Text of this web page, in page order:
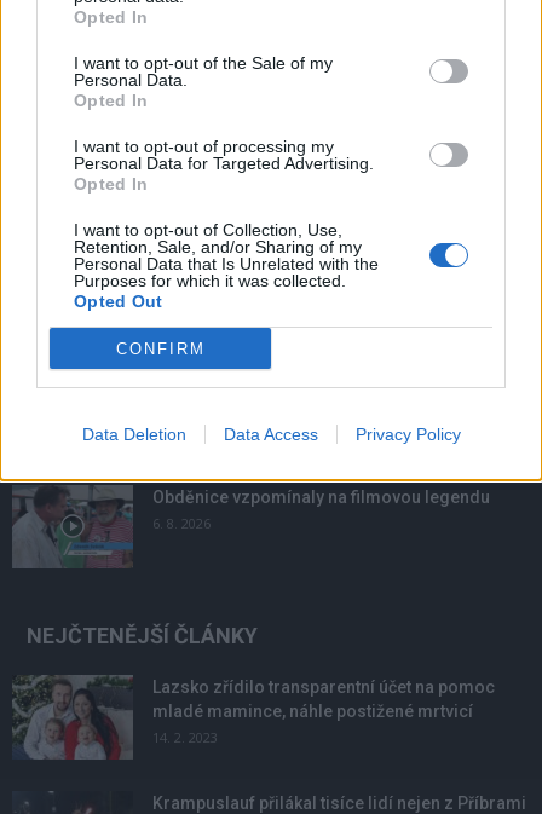
Opted In
I want to opt-out of the Sale of my
Personal Data.
Opted In
I want to opt-out of processing my
Personal Data for Targeted Advertising.
Opted In
I want to opt-out of Collection, Use,
Retention, Sale, and/or Sharing of my
Personal Data that Is Unrelated with the
Purposes for which it was collected.
Opted Out
CONFIRM
Data Deletion Data Access Privacy Policy
Hygienici kontrolují dětské tábory. Více než
polovina odebraných vzorků vody nevyhověla
10. 8. 2026
Obděnice vzpomínaly na filmovou legendu
6. 8. 2026
NEJČTENĚJŠÍ ČLÁNKY
Lazsko zřídilo transparentní účet na pomoc
mladé mamince, náhle postižené mrtvicí
14. 2. 2023
Krampuslauf přilákal tisíce lidí nejen z Příbrami